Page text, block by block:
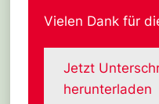
Vielen Dank für
Jetzt
herunterladen